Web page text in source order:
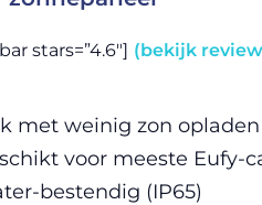
stars=”4.6″] (bekijk
met weinig zon opladen
voor meeste Eufy-
bestendig (IP65)